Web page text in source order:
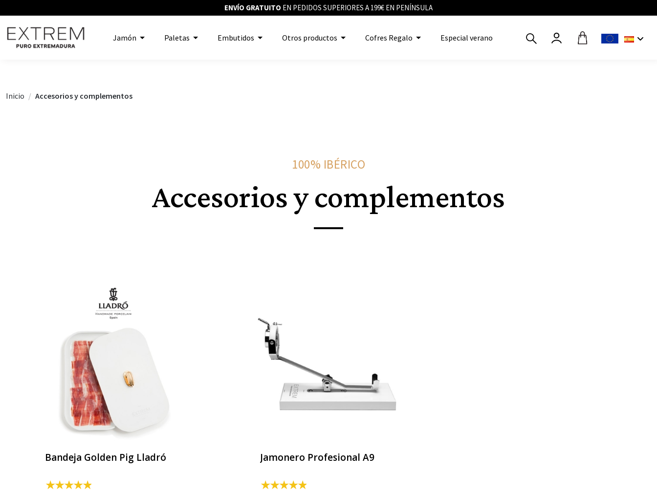
ENVÍO GRATUITO EN PEDIDOS SUPERIORES A 199€ EN PENÍNSULA
Jamón Paletas Embutidos Otros productos Cofres Regalo Especial verano
Inicio Accesorios y complementos
100% IBÉRICO
Accesorios y complementos
Bandeja Golden Pig Lladró Jamonero Profesional A9